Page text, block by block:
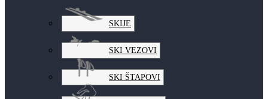
SKIJE
SKI VEZOVI
SKI ŠTAPOVI